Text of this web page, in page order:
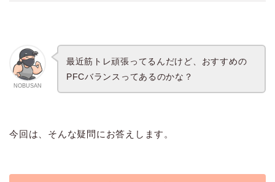
NOBUSAN
最近筋トレ頑張ってるんだけど、おすすめの
PFCバランスってあるのかな？
今回は、そんな疑問にお答えします。